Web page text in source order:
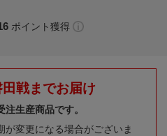
ポイント獲得
戦までお届け
注生産商品です。
が変更になる場合がございま